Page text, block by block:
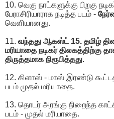
10. வெகு நாட்களுக்கு பிறகு
பேராசிரியாராக நடித்த படம் -
வெளியானது.
11. வந்தது ஆகஸ்ட் 15. தமிழ்
மரியாதை நடிகர்
திருத்தமாக நிரூபித்தது.
12. கிளாஸ் - மாஸ் இரண்டு
படம் முதல் மரியாதை.
13. தொடர் அரங்கு நிறைந்த
படம் - முதல் மரியாதை.